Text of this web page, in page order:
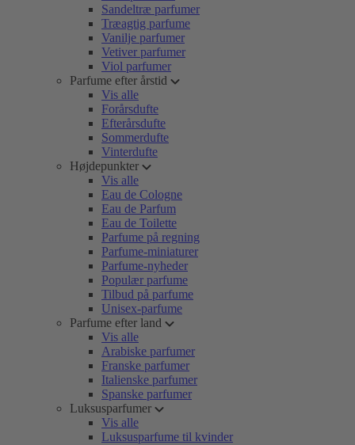
Sandeltræ parfumer
Træagtig parfume
Vanilje parfumer
Vetiver parfumer
Viol parfumer
Parfume efter årstid
Vis alle
Forårsdufte
Efterårsdufte
Sommerdufte
Vinterdufte
Højdepunkter
Vis alle
Eau de Cologne
Eau de Parfum
Eau de Toilette
Parfume på regning
Parfume-miniaturer
Parfume-nyheder
Populær parfume
Tilbud på parfume
Unisex-parfume
Parfume efter land
Vis alle
Arabiske parfumer
Franske parfumer
Italienske parfumer
Spanske parfumer
Luksusparfumer
Vis alle
Luksusparfume til kvinder